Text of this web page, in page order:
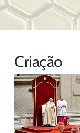
Criação